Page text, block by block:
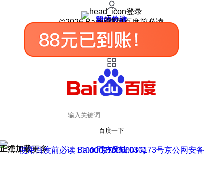
登录
我的关注
我的收藏
皮肤中心
用户反馈
设置
©2026 Baidu 使用百度前必读
百度一下
正在加载
上滑加载更多 用户反馈
使用百度前必读 Baidu 京ICP证030173号
京公网安备11000002000001号